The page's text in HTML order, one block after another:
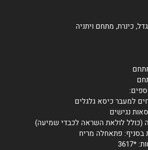
כינרת, מתחם ויתניה
למעבר כיסא גלגלים
נגישים
(כולל לולאת השראה לכבדי שמיעה)
בסניף: פתאחלה מריח